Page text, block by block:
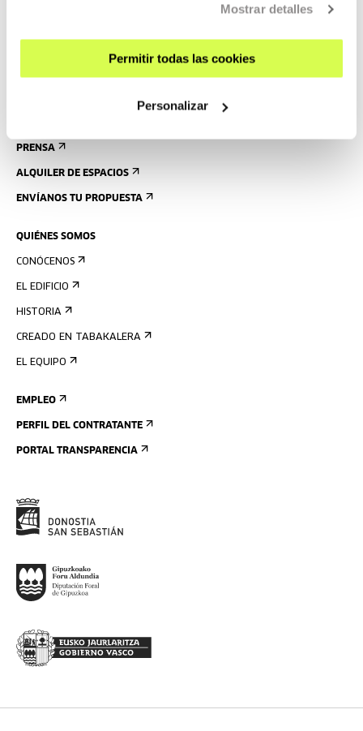
Mostrar detalles
Permitir todas las cookies
Personalizar
PRENSA
ALQUILER DE ESPACIOS
ENVÍANOS TU PROPUESTA
QUIÉNES SOMOS
CONÓCENOS
EL EDIFICIO
HISTORIA
CREADO EN TABAKALERA
EL EQUIPO
EMPLEO
PERFIL DEL CONTRATANTE
PORTAL TRANSPARENCIA